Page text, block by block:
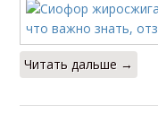
Читать дальше →